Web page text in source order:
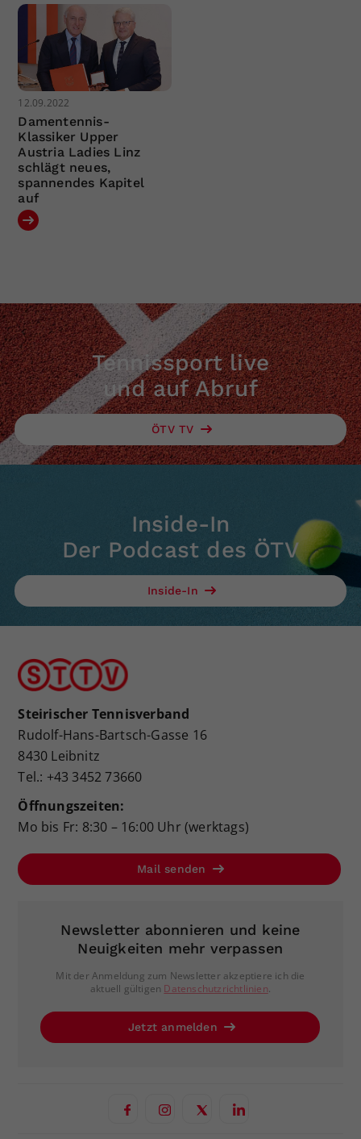
12.09.2022
Damentennis-
Klassiker Upper
Austria Ladies Linz
schlägt neues,
spannendes Kapitel
auf
Tennissport live
und auf Abruf
ÖTV TV
Inside-In
Der Podcast des ÖTV
Inside-In
Steirischer Tennisverband
Rudolf-Hans-Bartsch-Gasse 16
8430 Leibnitz
Tel.: +43 3452 73660
Öffnungszeiten:
Mo bis Fr: 8:30 – 16:00 Uhr (werktags)
Mail senden
Newsletter abonnieren und keine
Neuigkeiten mehr verpassen
Mit der Anmeldung zum Newsletter akzeptiere ich die
aktuell gültigen Datenschutzrichtlinien.
Jetzt anmelden